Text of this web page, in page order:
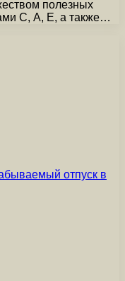
полезных
С, А, Е, а также…
отпуск в